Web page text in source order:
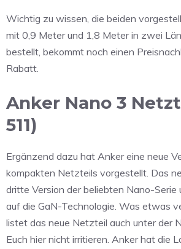
Wichtig zu wissen, die beiden
mit 0,9 Meter und 1,8 Meter in zwei
bestellt, bekommt noch einen
Rabatt.
Anker Nano 3
511)
Ergänzend dazu hat Anker eine neue
kompakten Netzteils vorgestellt. Das
dritte Version der beliebten Nano-
auf die GaN-Technologie. Was etwas
listet das neue Netzteil auch unter der
Euch hier nicht irritieren. Anker hat die